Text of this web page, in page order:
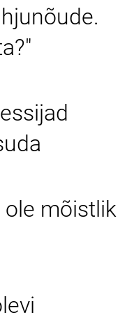
ole mõistlik